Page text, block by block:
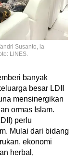
Susanto, ia
LINES.
banyak
besar LDII
mensinergikan
ormas Islam.
perlu
Mulai dari bidang
ekonomi
herbal,